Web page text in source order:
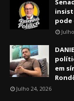
pode
em
Julho 24, 2026